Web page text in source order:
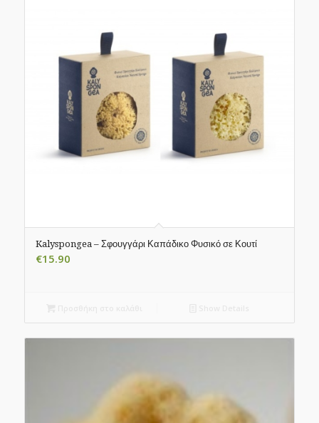
Kalyspongea – Σφουγγάρι Καπάδικο Φυσικό σε Κουτί
€15.90